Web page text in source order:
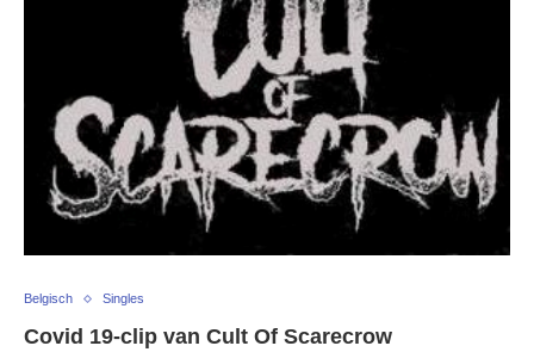
Belgisch Singles
Covid 19-clip van Cult Of Scarecrow